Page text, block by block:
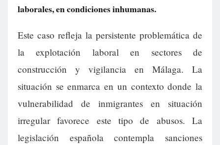
laborales, en condiciones inhumanas.
Este caso refleja la persistente problemática de
la explotación laboral en sectores de
construcción y vigilancia en Málaga. La
situación se enmarca en un contexto donde la
vulnerabilidad de inmigrantes en situación
irregular favorece este tipo de abusos. La
legislación española contempla sanciones